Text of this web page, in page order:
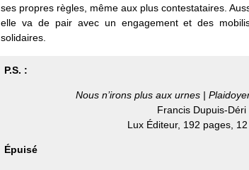
ses propres règles, même aux plus contestataires.
elle va de pair avec un engagement et des
solidaires.
P.S. :
Nous n’irons plus aux urnes |
Francis Dupuis-Déri
Lux Éditeur, 192 pages,
Épuisé